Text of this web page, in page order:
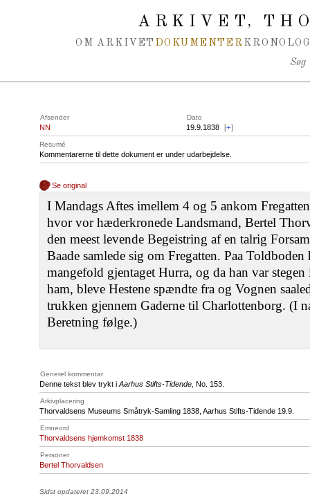
ARKIVET,
OM ARKIVET DOKUMENTER
Søg
Afsender Dato
NN 19.9.1838 [+]
Resumé
Kommentarerne til dette dokument er under udarbejdelse.
Se original
I Mandags Aftes imellem 4 og 5 ankom
hvor vor hæderkronede Landsmand, Bertel
den meest levende Begeistring af en talrig
Baade samlede sig om Fregatten. Paa Toldboden
mangefold gjentaget Hurra, og da han var
ham, bleve Hestene spændte fra og Vognen
trukken gjennem Gaderne til Charlottenborg. (I
Beretning følge.)
Generel kommentar
Denne tekst blev trykt i Aarhus Stifts-Tidende, No. 153.
Arkivplacering
Thorvaldsens Museums Småtryk-Samling 1838, Aarhus Stifts-Tidende 19.9.
Emneord
Thorvaldsens hjemkomst 1838
Personer
Bertel Thorvaldsen
Sidst opdateret 23.09.2014